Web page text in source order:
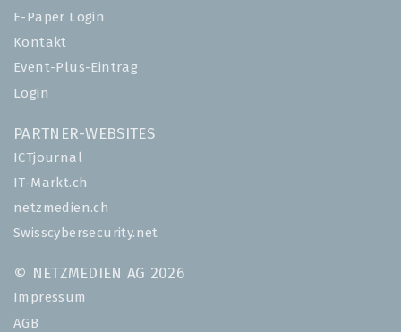
E-Paper Login
Kontakt
Event-Plus-Eintrag
Login
PARTNER-WEBSITES
ICTjournal
IT-Markt.ch
netzmedien.ch
Swisscybersecurity.net
© NETZMEDIEN AG 2026
Impressum
AGB